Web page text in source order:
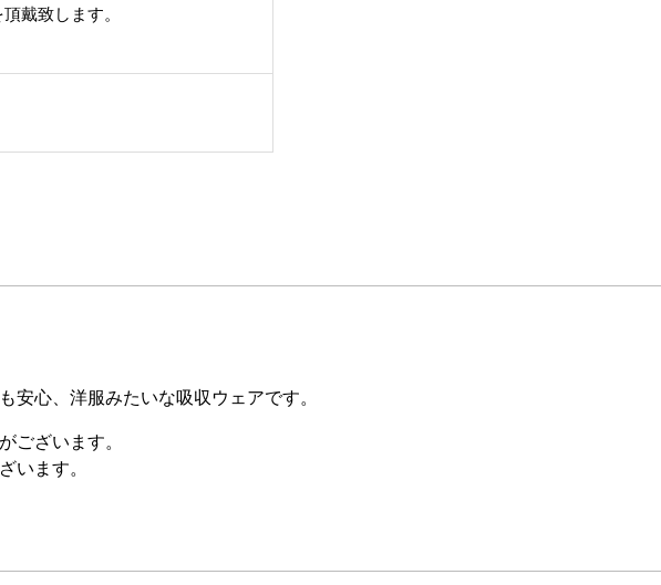
戴致します。
心、洋服みたいな吸収ウェアです。
ございます。
います。